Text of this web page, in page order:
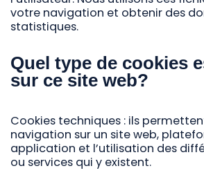
votre navigation et obtenir des
statistiques.
Quel type de cookies
sur ce site web?
Cookies techniques : ils
navigation sur un site web,
application et l’utilisation des
ou services qui y existent.